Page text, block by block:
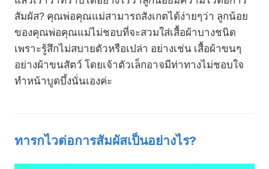
สัมผัส? คุณพ่อคุณแม่สามารถสังเกตได้ง่ายๆว่า ลูกน้อย
ของคุณพ่อคุณแม่ไม่ชอบที่จะสวมใส่เสื้อผ้าบางชนิด
เพราะรู้สึกไม่สบายตัวหรือเปล่า อย่างเช่น เสื้อผ้าขนๆ
อย่างผ้าขนสัตว์ โดยเจ้าตัวเล็กอาจมีท่าทางไม่ชอบใจ
ทำหน้าบูดบึ้งนั่นเองค่ะ
ทารกไวต่อการสัมผัสเป็นอย่างไร?